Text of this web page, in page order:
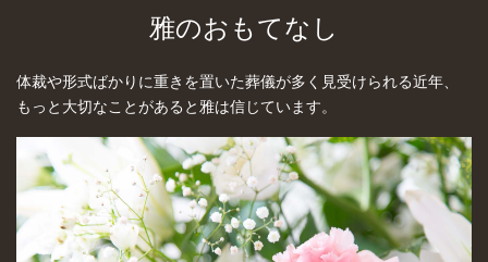
雅のおもてなし
体裁や形式ばかりに重きを置いた葬儀が多く見受けられる近年、
もっと大切なことがあると雅は信じています。